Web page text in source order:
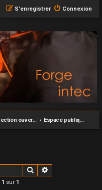
Connexion
S’enregistrer
Section ouverte au grand publique Espace publique
Rechercher
1 sur 1